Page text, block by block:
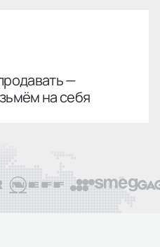
—
на себя